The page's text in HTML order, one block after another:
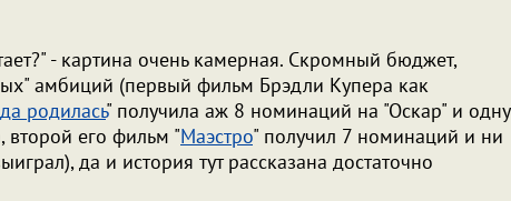
- картина очень камерная. Скромный бюджет,
амбиций (первый фильм Брэдли Купера как
родилась" получила аж 8 номинаций на "Оскар" и одну
второй его фильм "Маэстро" получил 7 номинаций и ни
да и история тут рассказана достаточно